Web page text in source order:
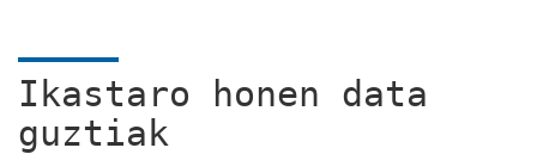
Ikastaro honen data
guztiak